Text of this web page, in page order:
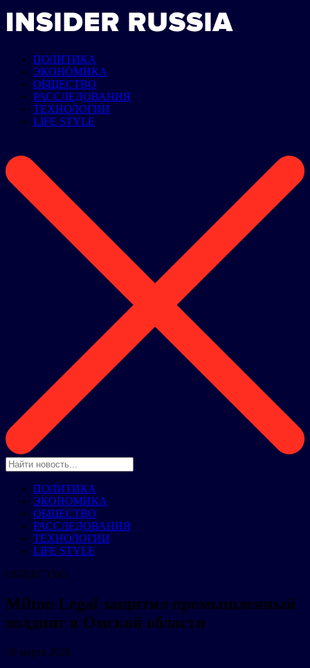
ПОЛИТИКА
ЭКОНОМИКА
ОБЩЕСТВО
РАССЛЕДОВАНИЯ
ТЕХНОЛОГИИ
LIFE STYLE
ПОЛИТИКА
ЭКОНОМИКА
ОБЩЕСТВО
РАССЛЕДОВАНИЯ
ТЕХНОЛОГИИ
LIFE STYLE
ОБЩЕСТВО
Milton Legal защитил промышленный
холдинг в Омской области
19 марта 2026